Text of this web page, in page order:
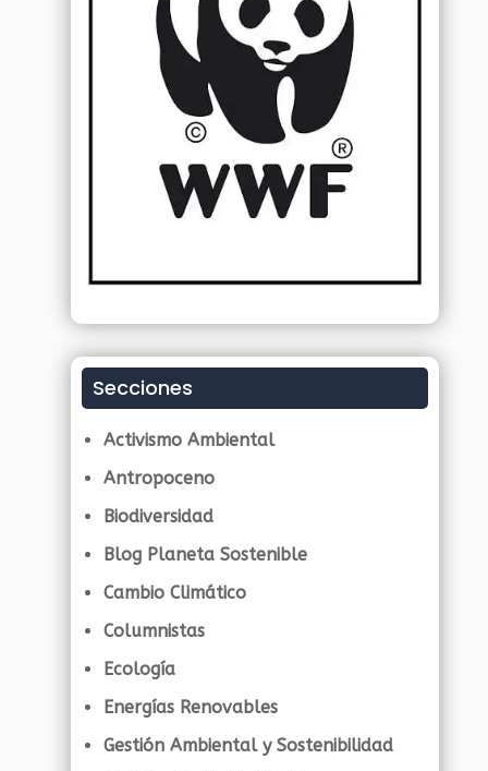
Secciones
Activismo Ambiental
Antropoceno
Biodiversidad
Blog Planeta Sostenible
Cambio Climático
Columnistas
Ecología
Energías Renovables
Gestión Ambiental y Sostenibilidad